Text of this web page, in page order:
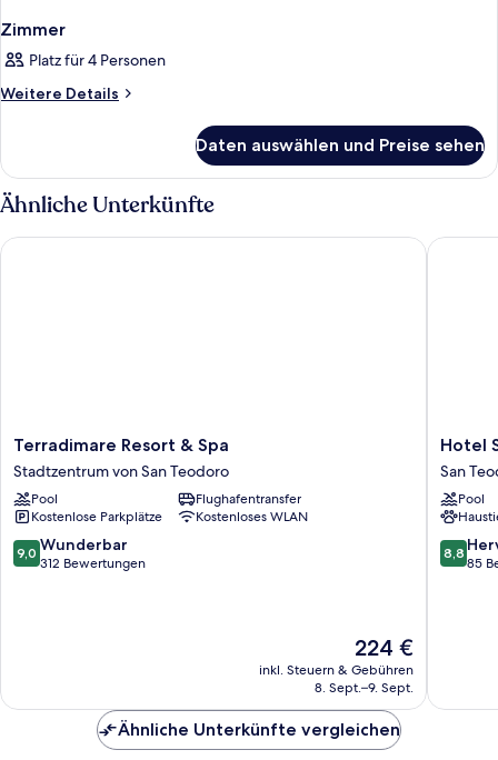
Zimmer
Platz für 4 Personen
Weitere Details
Weitere
Daten auswählen und Preise sehen
Ähnliche Unterkünfte
Terradimare
Resort
&
Spa
Stadtzentrum
von
San
Terradimare Resort & Spa
Stadtzentrum von San Teodoro
Pool
Flughafentransfer
Kostenlose Parkplätze
Kostenloses WLAN
9.0
von
9,0 Wunderbar
312 Bewertungen
Der
Preis
beträgt
224 €
inkl. Steuern & Gebühren
8. Sept.–9. Sept.
Terradimare Resort & Spa
Hotel
San
Teodoro
San
Teodoro
Hotel
San
Pool
8.8
von
8,8
85
Hotel
Ähnliche Unterkünfte vergleichen